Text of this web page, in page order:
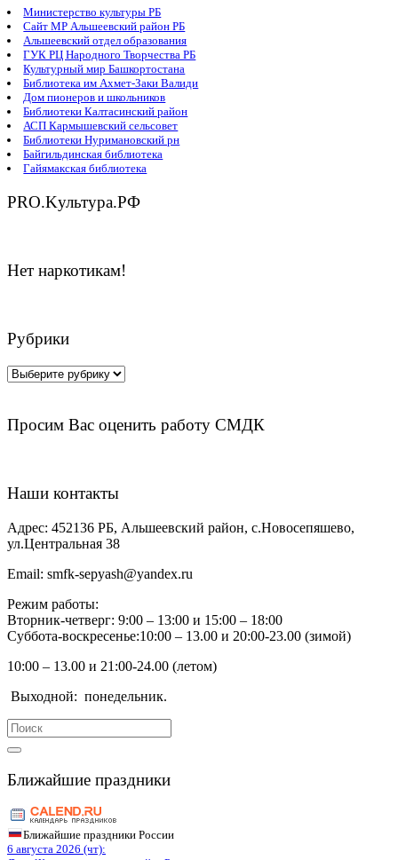
Министерство культуры РБ
Сайт МР Альшеевский район РБ
Альшеевский отдел образования
ГУК РЦ Народного Творчества РБ
Культурный мир Башкортостана
Библиотека им Ахмет-Заки Валиди
Дом пионеров и школьников
Библиотеки Калтасинский район
АСП Кармышевский сельсовет
Библиотеки Нуримановский рн
Байгильдинская библиотека
Гайямакская библиотека
PRO.Kультура.РФ
Нет наркотикам!
Рубрики
Рубрики
Просим Вас оценить работу СМДК
Наши контакты
Адрес: 452136 РБ, Альшеевский район, с.Новосепяшево,
ул.Центральная 38
Email: smfk-sepyash@yandex.ru
Режим работы:
Вторник-четверг: 9:00 – 13:00 и 15:00 – 18:00
Суббота-воскресенье:10:00 – 13.00 и 20:00-23.00 (зимой)
10:00 – 13.00 и 21:00-24.00 (летом)
Выходной: понедельник.
Search
for:
Ближайшие праздники
Ближайшие праздники России
6 августа 2026 (чт):